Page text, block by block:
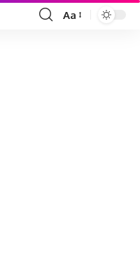
Font
Aa